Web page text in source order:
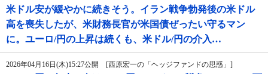
米ドル安が緩やかに続きそう。イラン戦争勃発後の米ドル
高を喪失したが、米財務長官が米国債ぜったい守るマン
に。ユーロ/円の上昇は続くも、米ドル/円の介入…
2026年04月16日(木)15:27公開 [西原宏一の「ヘッジファンドの思惑」]